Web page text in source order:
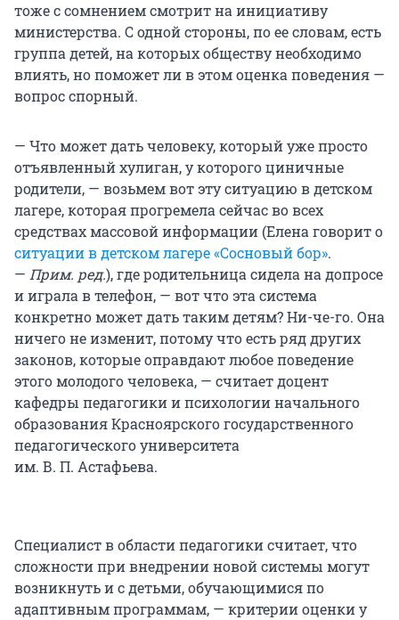
тоже с сомнением смотрит на инициативу
министерства. С одной стороны, по ее словам, есть
группа детей, на которых обществу необходимо
влиять, но поможет ли в этом оценка поведения —
вопрос спорный.
— Что может дать человеку, который уже просто
отъявленный хулиган, у которого циничные
родители, — возьмем вот эту ситуацию в детском
лагере, которая прогремела сейчас во всех
средствах массовой информации (Елена говорит о
ситуации в детском лагере «Сосновый бор».
— Прим. ред.), где родительница сидела на допросе
и играла в телефон, — вот что эта система
конкретно может дать таким детям? Ни-че-го. Она
ничего не изменит, потому что есть ряд других
законов, которые оправдают любое поведение
этого молодого человека, — считает доцент
кафедры педагогики и психологии начального
образования Красноярского государственного
педагогического университета
им. В. П. Астафьева.
Специалист в области педагогики считает, что
сложности при внедрении новой системы могут
возникнуть и с детьми, обучающимися по
адаптивным программам, — критерии оценки у